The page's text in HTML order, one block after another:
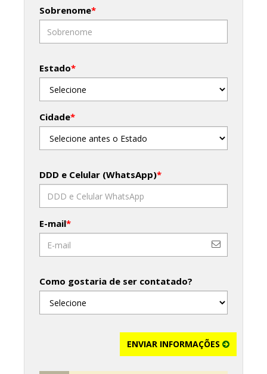
Sobrenome*
Estado*
Cidade*
DDD e Celular (WhatsApp)*
E-mail*
Como gostaria de ser contatado?
ENVIAR INFORMAÇÕES